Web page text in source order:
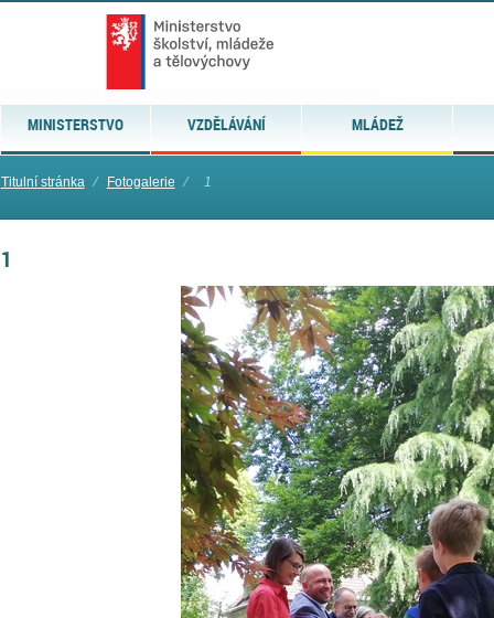
MINISTERSTVO VZDĚLÁVÁNÍ MLÁDEŽ
Titulní stránka ⁄ Fotogalerie ⁄ 1
1